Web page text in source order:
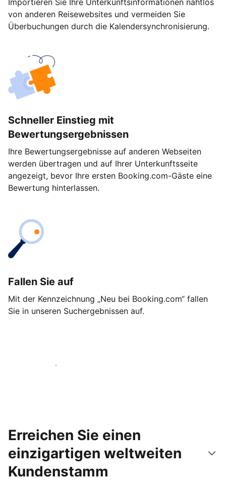
Importieren Sie Ihre Unterkunftsinformationen nahtlos
von anderen Reisewebsites und vermeiden Sie
Überbuchungen durch die Kalendersynchronisierung.
Schneller Einstieg mit
Bewertungsergebnissen
Ihre Bewertungsergebnisse auf anderen Webseiten
werden übertragen und auf Ihrer Unterkunftsseite
angezeigt, bevor Ihre ersten Booking.com-Gäste eine
Bewertung hinterlassen.
Fallen Sie auf
Mit der Kennzeichnung „Neu bei Booking.com“ fallen
Sie in unseren Suchergebnissen auf.
Noch heute loslegen
Erreichen Sie einen
einzigartigen weltweiten
Kundenstamm